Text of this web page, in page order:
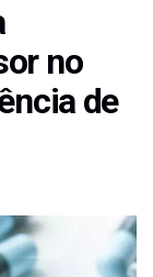
no
de